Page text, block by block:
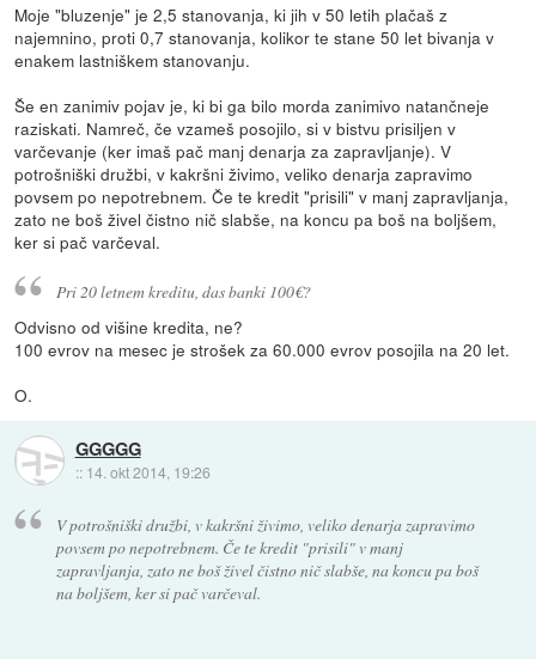
Moje "bluzenje" je 2,5 stanovanja, ki jih v 50 letih plačaš z
najemnino, proti 0,7 stanovanja, kolikor te stane 50 let bivanja v
enakem lastniškem stanovanju.
Še en zanimiv pojav je, ki bi ga bilo morda zanimivo natančneje
raziskati. Namreč, če vzameš posojilo, si v bistvu prisiljen v
varčevanje (ker imaš pač manj denarja za zapravljanje). V
potrošniški družbi, v kakršni živimo, veliko denarja zapravimo
povsem po nepotrebnem. Če te kredit "prisili" v manj zapravljanja,
zato ne boš živel čistno nič slabše, na koncu pa boš na boljšem,
ker si pač varčeval.
Pri 20 letnem kreditu, das banki 100€?
Odvisno od višine kredita, ne?
100 evrov na mesec je strošek za 60.000 evrov posojila na 20 let.
O.
GGGGG
:: 14. okt 2014, 19:26
V potrošniški družbi, v kakršni živimo, veliko denarja zapravimo
povsem po nepotrebnem. Če te kredit "prisili" v manj
zapravljanja, zato ne boš živel čistno nič slabše, na koncu pa boš
na boljšem, ker si pač varčeval.